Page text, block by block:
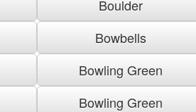
Boulder
Bowbells
Bowling Green
Bowling Green